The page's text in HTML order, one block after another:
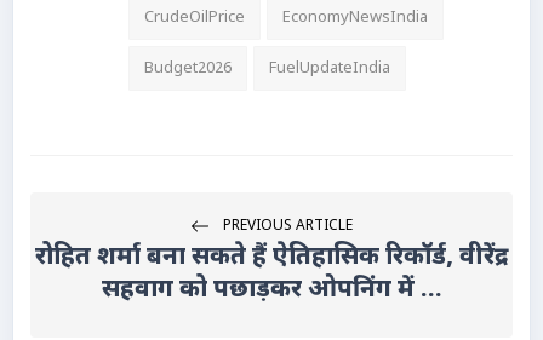
CrudeOilPrice EconomyNewsIndia
Budget2026 FuelUpdateIndia
PREVIOUS ARTICLE
रोहित शर्मा बना सकते हैं ऐतिहासिक रिकॉर्ड, वीरेंद्र
सहवाग को पछाड़कर ओपनिंग में ...